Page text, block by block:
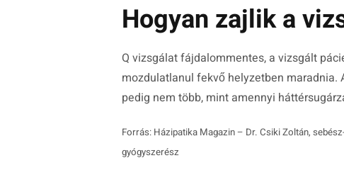
Hogyan zajlik a
Q vizsgálat fájdalommentes, a vizsgált
mozdulatlanul fekvő helyzetben
pedig nem több, mint amennyi
Forrás: Házipatika Magazin – Dr. Csiki Zoltán,
gyógyszerész